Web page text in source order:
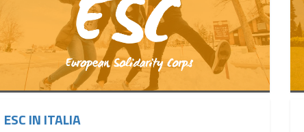
ESC IN ITALIA